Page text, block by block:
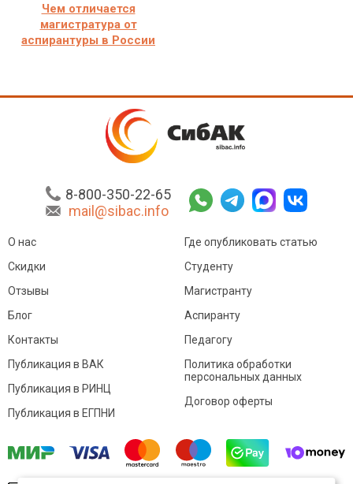
Чем отличается
магистратура от
аспирантуры в России
8-800-350-22-65
mail@sibac.info
О нас
Скидки
Отзывы
Блог
Контакты
Где опубликовать статью
Студенту
Магистранту
Аспиранту
Педагогу
Публикация в ВАК
Публикация в РИНЦ
Публикация в ЕГПНИ
Политика обработки
персональных данных
Договор оферты